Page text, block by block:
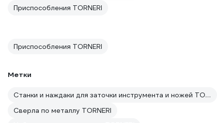
Приспособления TORNERI
Приспособления TORNERI
Метки
Станки и наждаки для заточки инструмента и ножей TORNERI
Сверла по металлу TORNERI